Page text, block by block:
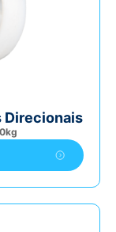
Direcionais